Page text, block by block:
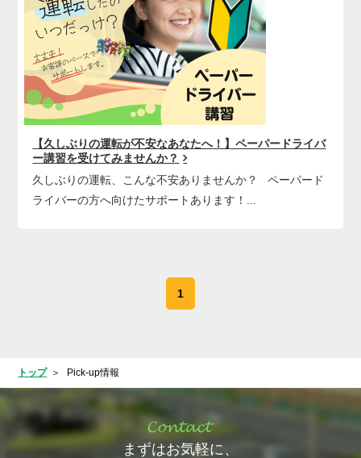
【久しぶりの運転が不安なあなたへ！】ペーパードライバ
ー講習を受けてみませんか？
久しぶりの運転、こんな不安ありませんか？ ペーパード
ライバーの方へ向けたサポートあります！...
1
トップ Pick-up情報
まずはお気軽に、